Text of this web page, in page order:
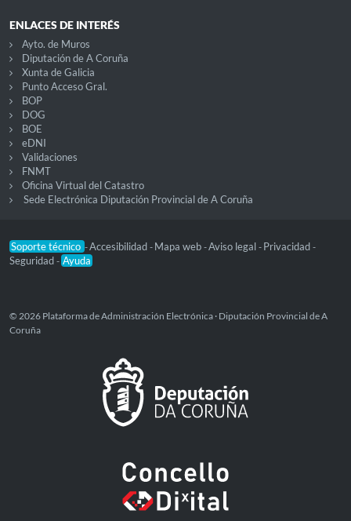
ENLACES DE INTERÉS
Ayto. de Muros
Diputación de A Coruña
Xunta de Galicia
Punto Acceso Gral.
BOP
DOG
BOE
eDNI
Validaciones
FNMT
Oficina Virtual del Catastro
Sede Electrónica Diputación Provincial de A Coruña
Soporte técnico -Accesibilidad - Mapa web -Aviso legal - Privacidad -
Seguridad - Ayuda
© 2026 Plataforma de Administración Electrónica · Diputación Provincial de A
Coruña